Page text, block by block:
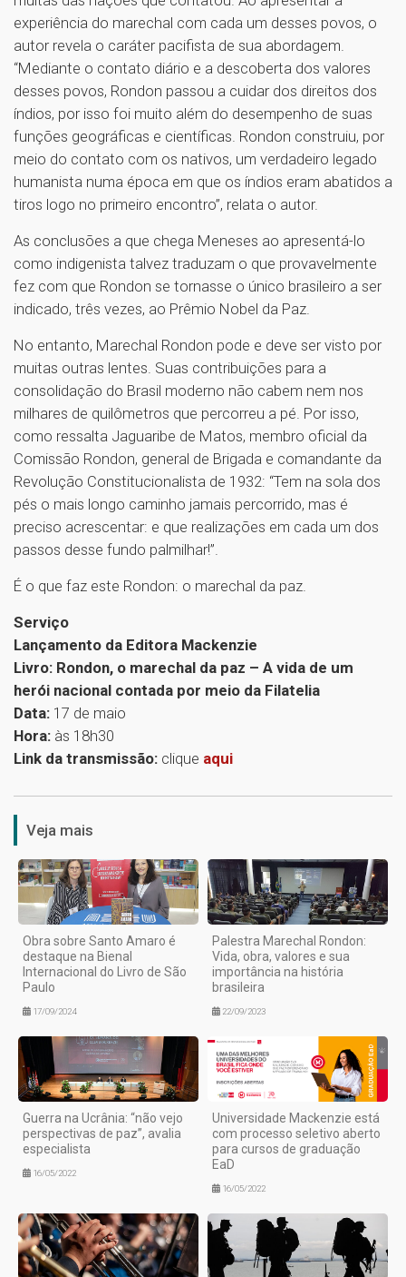
experiência do marechal com cada um desses povos, o
autor revela o caráter pacifista de sua abordagem.
“Mediante o contato diário e a descoberta dos valores
desses povos, Rondon passou a cuidar dos direitos dos
índios, por isso foi muito além do desempenho de suas
funções geográficas e científicas. Rondon construiu, por
meio do contato com os nativos, um verdadeiro legado
humanista numa época em que os índios eram abatidos a
tiros logo no primeiro encontro”, relata o autor.
As conclusões a que chega Meneses ao apresentá-lo
como indigenista talvez traduzam o que provavelmente
fez com que Rondon se tornasse o único brasileiro a ser
indicado, três vezes, ao Prêmio Nobel da Paz.
No entanto, Marechal Rondon pode e deve ser visto por
muitas outras lentes. Suas contribuições para a
consolidação do Brasil moderno não cabem nem nos
milhares de quilômetros que percorreu a pé. Por isso,
como ressalta Jaguaribe de Matos, membro oficial da
Comissão Rondon, general de Brigada e comandante da
Revolução Constitucionalista de 1932: “Tem na sola dos
pés o mais longo caminho jamais percorrido, mas é
preciso acrescentar: e que realizações em cada um dos
passos desse fundo palmilhar!”.
É o que faz este Rondon: o marechal da paz.
Serviço
Lançamento da Editora Mackenzie
Livro: Rondon, o marechal da paz – A vida de um
herói nacional contada por meio da Filatelia
Data: 17 de maio
Hora: às 18h30
Link da transmissão: clique aqui
1
Veja mais
Obra sobre Santo Amaro é
destaque na Bienal
Internacional do Livro de São
Paulo
17/09/2024
Palestra Marechal Rondon:
Vida, obra, valores e sua
importância na história
brasileira
22/09/2023
Guerra na Ucrânia: “não vejo
perspectivas de paz”, avalia
especialista
16/05/2022
Universidade Mackenzie está
com processo seletivo aberto
para cursos de graduação
EaD
16/05/2022